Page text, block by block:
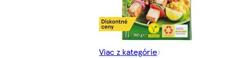
Viac z kategórie